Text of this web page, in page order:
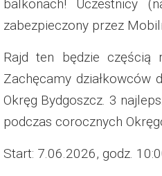
balkonach! Uczestnicy
zabezpieczony przez
Rajd ten będzie częścią
Zachęcamy działkowców
Okręg Bydgoszcz. 3
podczas corocznych
Start: 7.06.2026, godz.